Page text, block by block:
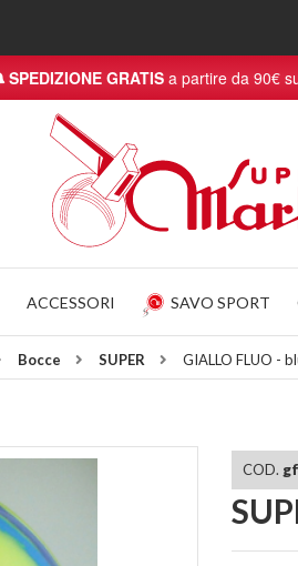
SPEDIZIONE GRATISa partire da 90€
ACCESSORI SAVO SPORT
Bocce SUPER GIALLO FLUO -
COD.